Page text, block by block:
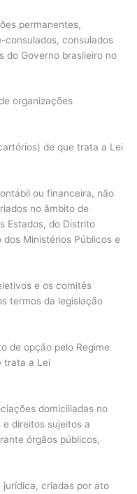
permanentes,
consulados, consulados
do Governo brasileiro no
organizações
de que trata a Lei
ou financeira, não
no âmbito de
Estados, do Distrito
Ministérios Públicos e
e os comitês
termos da legislação
de opção pelo Regime
trata a Lei
domiciliadas no
direitos sujeitos a
órgãos públicos,
jurídica, criadas por ato